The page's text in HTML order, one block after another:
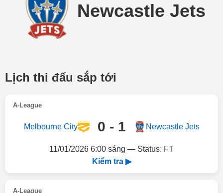
Newcastle Jets
Lịch thi đấu sắp tới
A-League
Melbourne City 0 - 1 Newcastle Jets
11/01/2026 6:00 sáng — Status: FT
Kiểm tra ▶
A-League